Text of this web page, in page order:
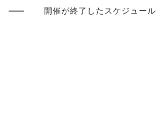
開催が終了したスケジュール